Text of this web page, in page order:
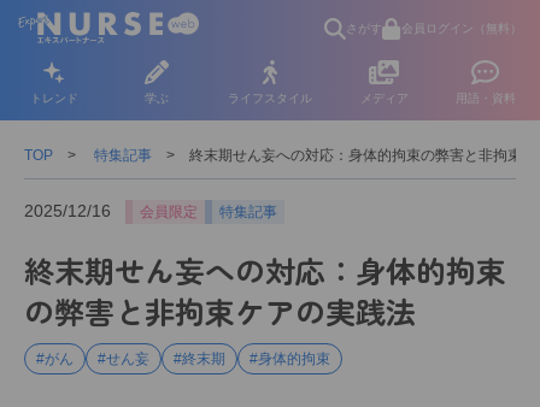
さがす 会員ログイン（無料）
トレンド 学ぶ ライフスタイル メディア 用語・資料
TOP 特集記事 終末期せん妄への対応：身体的拘束の弊害と非拘束
2025/12/16 会員限定 特集記事
終末期せん妄への対応：身体的拘束
の弊害と非拘束ケアの実践法
#がん #せん妄 #終末期 #身体的拘束